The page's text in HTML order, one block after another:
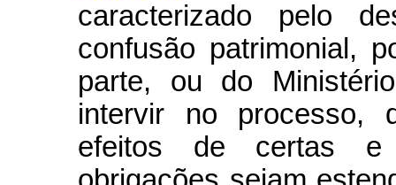
caracterizado pelo
confusão patrimonial,
parte, ou do
intervir no processo,
efeitos de certas e